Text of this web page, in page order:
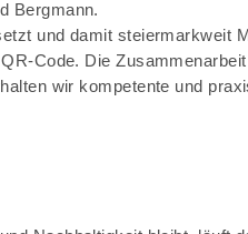
Bergmann.
und damit steiermarkweit
Code. Die
wir kompetente und